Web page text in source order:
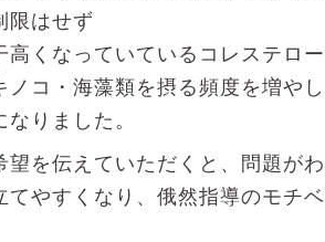
限はせず
高くなっていているコレステロ
ノコ・海藻類を摂る頻度を増や
なりました。
望を伝えていただくと、問題が
てやすくなり、俄然指導のモチ